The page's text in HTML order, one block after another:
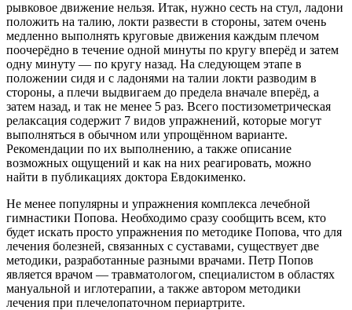
рывковое движение нельзя. Итак, нужно сесть на стул, ладони
положить на талию, локти развести в стороны, затем очень
медленно выполнять круговые движения каждым плечом
поочерёдно в течение одной минуты по кругу вперёд и затем
одну минуту — по кругу назад. На следующем этапе в
положении сидя и с ладонями на талии локти разводим в
стороны, а плечи выдвигаем до предела вначале вперёд, а
затем назад, и так не менее 5 раз. Всего постизометрическая
релаксация содержит 7 видов упражнений, которые могут
выполняться в обычном или упрощённом варианте.
Рекомендации по их выполнению, а также описание
возможных ощущений и как на них реагировать, можно
найти в публикациях доктора Евдокименко.
Не менее популярны и упражнения комплекса лечебной
гимнастики Попова. Необходимо сразу сообщить всем, кто
будет искать просто упражнения по методике Попова, что для
лечения болезней, связанных с суставами, существует две
методики, разработанные разными врачами. Петр Попов
является врачом — травматологом, специалистом в областях
мануальной и иглотерапии, а также автором методики
лечения при плечелопаточном периартрите.